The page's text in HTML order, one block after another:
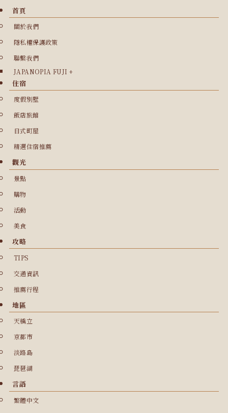
首頁
關於我們
隱私權保護政策
聯繫我們
JAPANOPIA FUJI +
住宿
度假別墅
飯店旅館
日式町屋
精選住宿推薦
觀光
景點
購物
活動
美食
攻略
TIPS
交通資訊
推薦行程
地區
天橋立
京都市
淡路島
琵琶湖
言語
繁體中文